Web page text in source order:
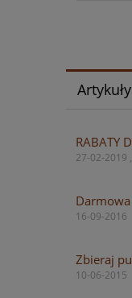
Artykuły
RABATY
27-02-2019
16-09-2016
Zbieraj
10-06-2015